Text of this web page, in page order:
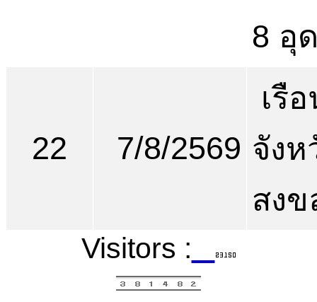
8 อุ
22 7/8/2569
เรื
จังห
สงข
Visitors :